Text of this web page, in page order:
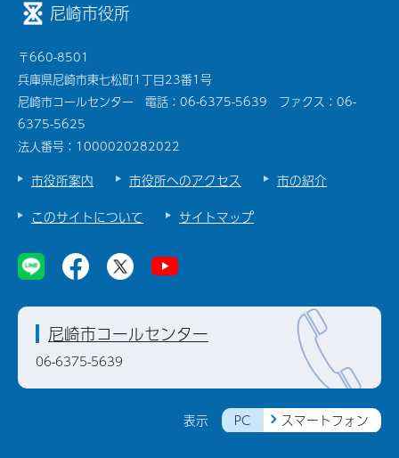
尼崎市役所
〒660-8501
兵庫県尼崎市東七松町1丁目23番1号
尼崎市コールセンター 電話：06-6375-5639 ファクス：06-
6375-5625
法人番号：1000020282022
市役所案内 市役所へのアクセス
市の紹介
このサイトについて
サイトマップ
表示 PC スマートフォン
尼崎市コールセンター
06-6375-5639